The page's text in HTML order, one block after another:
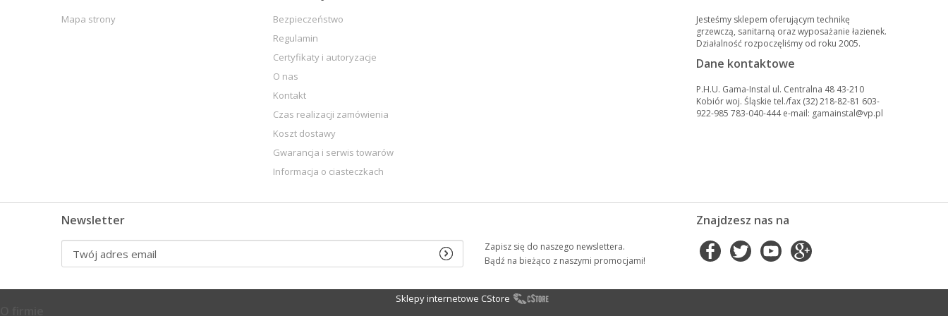
Mapa strony
Bezpieczeństwo
Regulamin
Certyfikaty i autoryzacje
O nas
Kontakt
Czas realizacji zamówienia
Koszt dostawy
Gwarancja i serwis towarów
Informacja o ciasteczkach
Jesteśmy sklepem oferującym technikę
grzewczą, sanitarną oraz wyposażanie łazienek.
Działalność rozpoczęliśmy od roku 2005.
Dane kontaktowe
P.H.U. Gama-Instal ul. Centralna 48 43-210
Kobiór woj. Śląskie tel./fax (32) 218-82-81 603-
922-985 783-040-444 e-mail: gamainstal@vp.pl
Newsletter
Zapisz się do naszego newslettera.
Bądź na bieżąco z naszymi promocjami!
Znajdzesz nas na
Sklepy internetowe CStore